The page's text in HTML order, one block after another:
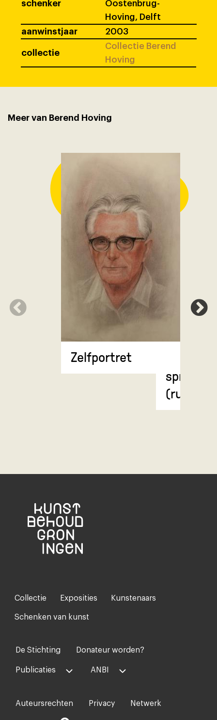
schenker
Oostenbrug-
Hoving, Delft
aanwinstjaar
2003
collectie
Collectie Berend
Hoving
Meer van Berend Hoving
Zelfportret
Footer-
menu
Collectie Exposities Kunstenaars
Schenken van kunst
Voet
midden
De Stichting Donateur worden?
Publicaties ANBI
Voet
Auteursrechten Privacy Netwerk